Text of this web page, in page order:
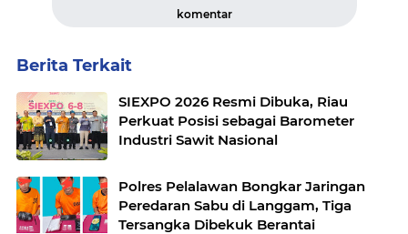
komentar
Berita Terkait
SIEXPO 2026 Resmi Dibuka, Riau
Perkuat Posisi sebagai Barometer
Industri Sawit Nasional
Polres Pelalawan Bongkar Jaringan
Peredaran Sabu di Langgam, Tiga
Tersangka Dibekuk Berantai